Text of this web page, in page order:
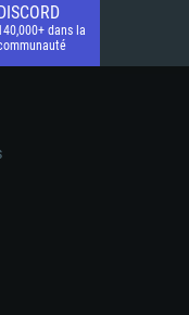
dans la